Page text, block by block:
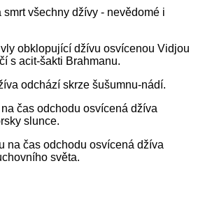
smrt všechny džívy - nevědomé i
obklopující džívu osvícenou Vidjou
s acit-šakti Brahmanu.
odchází skrze šušumnu-nádí.
čas odchodu osvícená džíva
slunce.
na čas odchodu osvícená džíva
světa.